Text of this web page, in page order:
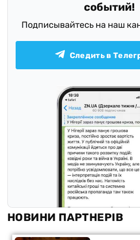
событий!
Подписывайтесь на наш
Следить в